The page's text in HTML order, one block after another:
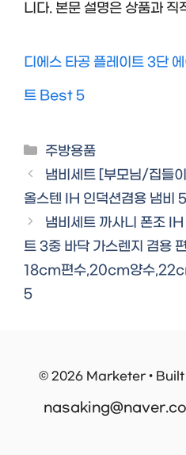
니다. 본문 설명은 상품과 직
디에스 타공 플레이트 3단
트 Best 5
Categories
주방용품
냄비세트 [부모님/집들
올스텐 IH 인덕션겸용 냄비
냄비세트 까사니 폰조
트 3중 바닥 가스렌지 겸용
18cm편수,20cm양수
5
© 2026 Marketer •